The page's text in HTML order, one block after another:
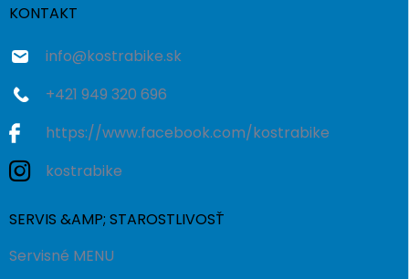
KONTAKT
info@kostrabike.sk
+421 949 320 696
https://www.facebook.com/kostrabike
kostrabike
SERVIS &AMP; STAROSTLIVOSŤ
Servisné MENU